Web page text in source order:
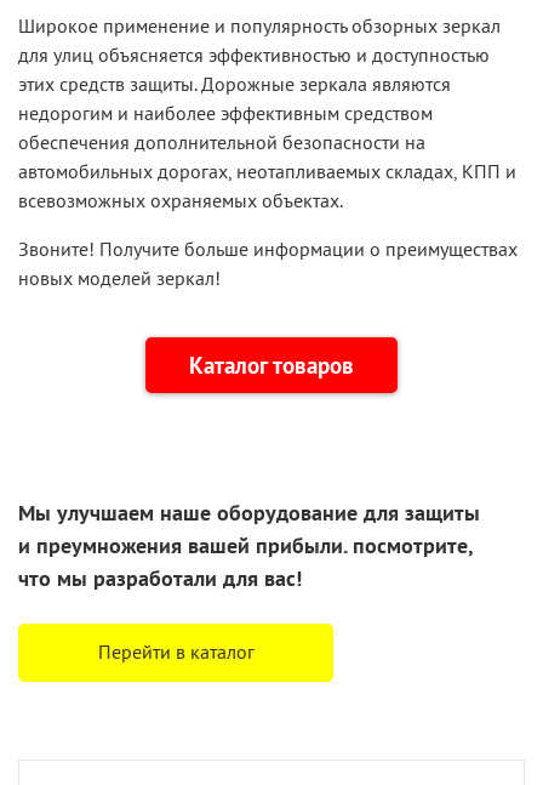
Широкое применение и популярность обзорных зеркал
для улиц объясняется эффективностью и доступностью
этих средств защиты. Дорожные зеркала являются
недорогим и наиболее эффективным средством
обеспечения дополнительной безопасности на
автомобильных дорогах, неотапливаемых складах, КПП и
всевозможных охраняемых объектах.
Звоните! Получите больше информации о преимуществах
новых моделей зеркал!
Каталог товаров
Мы улучшаем наше оборудование для защиты
и преумножения вашей прибыли. посмотрите,
что мы разработали для вас!
Перейти в каталог